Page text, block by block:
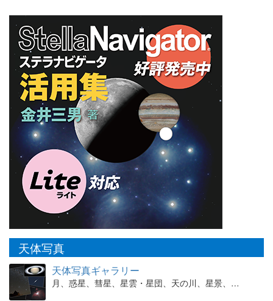
天体写真
天体写真ギャラリー
月、惑星、彗星、星雲・星団、天の川、星景、…